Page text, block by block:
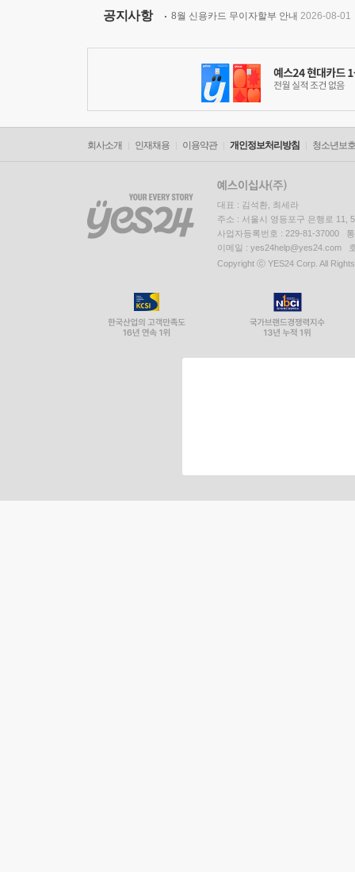
공지사항 8월 신용카드 무이자할부 안내 2026-08-01
회사소개 인재채용 이용약관 개인정보처리방침 청소년보
대표 : 김석환, 최세라
주소 : 서울시 영등포구 은행로 11,
사업자등록번호 : 229-81-37000
이메일 : yes24help@yes24.com
Copyright ⓒ YES24 Corp. All